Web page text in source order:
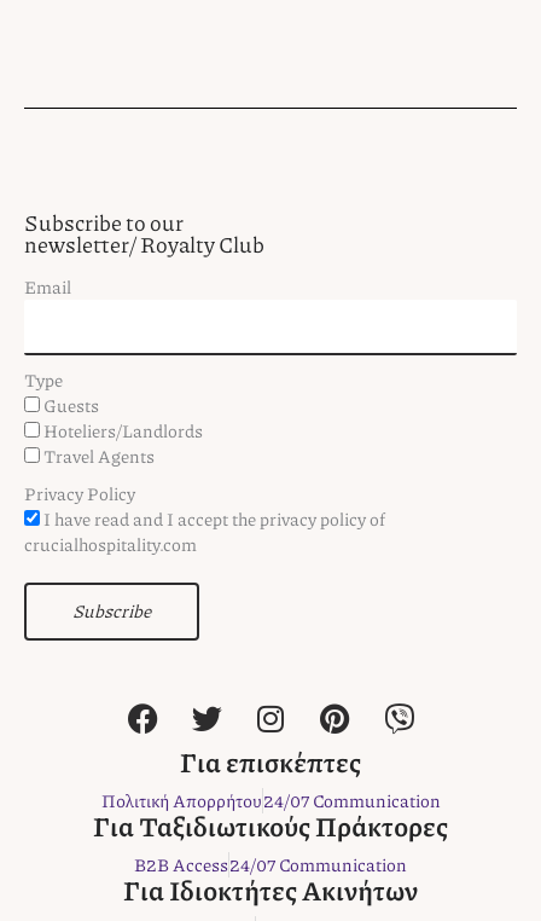
Subscribe to our
newsletter/ Royalty Club
Email
Type
Guests
Hoteliers/Landlords
Travel Agents
Privacy Policy
I have read and I accept the privacy policy of
crucialhospitality.com
Subscribe
F
a
e
b
o
o
T
w
i
t
t
e
r
I
n
s
t
a
g
r
P
i
n
t
e
r
e
V
i
e
r
Για επισκέπτες
Πολιτική Απορρήτου24/07 Communication
Για Ταξιδιωτικούς Πράκτορες
B2B Access24/07 Communication
Για Ιδιοκτήτες Ακινήτων